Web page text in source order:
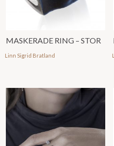
MASKERADE RING – STOR
Linn Sigrid Bratland